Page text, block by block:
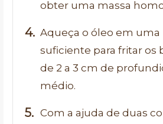
obter uma massa
Aqueça o óleo em
suficiente para fritar os
de 2 a 3 cm de
médio.
Com a ajuda de duas